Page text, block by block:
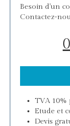
Besoin d'un
Contactez-
TVA 10%
Etude et
Devis